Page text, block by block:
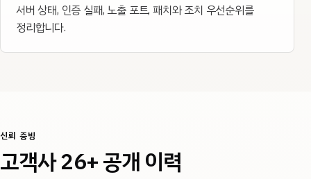
서버 상태, 인증 실패, 노출 포트, 패치와 조치 우선순위를
정리합니다.
신뢰 증빙
고객사 26+ 공개 이력